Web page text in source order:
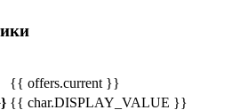
{{ offers.current }}
{{ char.DISPLAY_VALUE }}